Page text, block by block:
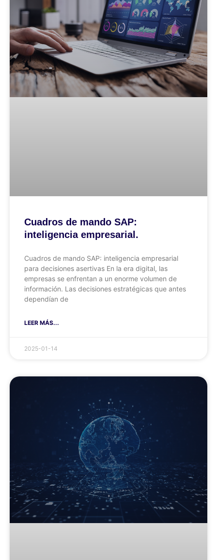
Cuadros de mando SAP:
inteligencia empresarial.
Cuadros de mando SAP: inteligencia empresarial
para decisiones asertivas En la era digital, las
empresas se enfrentan a un enorme volumen de
información. Las decisiones estratégicas que antes
dependían de
LEER MÁS...
2025-01-14